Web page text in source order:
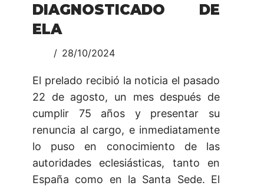
DIAGNOSTICADO DE
ELA
28/10/2024
El prelado recibió la noticia el pasado
22 de agosto, un mes después de
cumplir 75 años y presentar su
renuncia al cargo, e inmediatamente
lo puso en conocimiento de las
autoridades eclesiásticas, tanto en
España como en la Santa Sede. El